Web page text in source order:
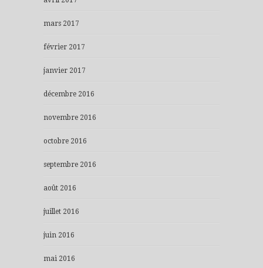
mars 2017
février 2017
janvier 2017
décembre 2016
novembre 2016
octobre 2016
septembre 2016
août 2016
juillet 2016
juin 2016
mai 2016